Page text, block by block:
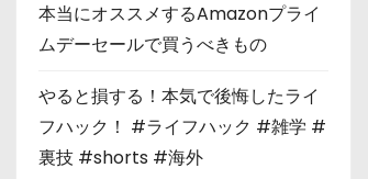
本当にオススメするAmazonプライ
ムデーセールで買うべきもの
やると損する！本気で後悔したライ
フハック！ #ライフハック #雑学 #
裏技 #shorts #海外